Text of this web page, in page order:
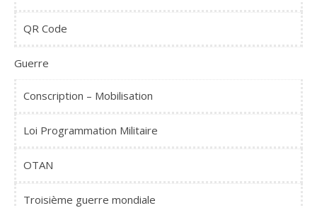
QR Code
Guerre
Conscription – Mobilisation
Loi Programmation Militaire
OTAN
Troisième guerre mondiale